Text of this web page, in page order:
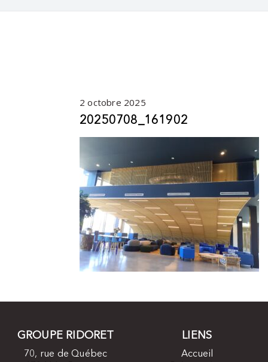
2 octobre 2025
20250708_161902
GROUPE RIDORET
70, rue de Québec
LIENS
Accueil